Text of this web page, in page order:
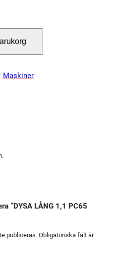
Maskiner
”DYSA LÅNG 1,1 PC65
publiceras. Obligatoriska fält är